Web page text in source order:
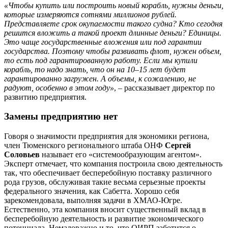
«Чтобы купить или построить новый корабль, нужны деньги,
которые измеряются сотнями миллионов рублей.
Представляете срок окупаемости такого судна? Кто сегодня
решится вложить а такой проект длинные деньги? Единицы.
Это чаще государственные вложения или под гарантии
государства. Поэтому чтобы развивать флот, нужен объем,
то есть под гарантированную работу. Если мы купили
корабль, то надо знать, что он на 10–15 лет будет
гарантированно загружен. А объемы, к сожалению, не
радуют, особенно в этом году», – рассказывает директор по
развитию предприятия.
Замены предприятию нет
Говоря о значимости предприятия для экономики региона,
член Тюменского регионального штаба ОНФ Сергей
Соловьев называет его «системообразующим агентом».
Эксперт отмечает, что компания построила свою деятельность
так, что обеспечивает бесперебойную поставку различного
рода грузов, обслуживая такие весьма серьезные проекты
федерального значения, как Сабетта. Хорошо себя
зарекомендовала, выполняя задачи в ХМАО-Югре.
Естественно, эта компания вносит существенный вклад в
бесперебойную деятельность и развитие экономического